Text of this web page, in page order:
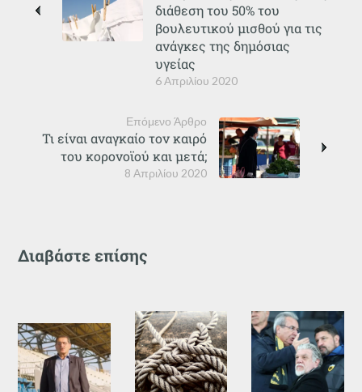
6 Απριλίου 2020
διάθεση του 50% του
βουλευτικού μισθού για τις
ανάγκες της δημόσιας
υγείας
Επόμενο Άρθρο
8 Απριλίου 2020
Τι είναι αναγκαίο τον καιρό
του κορονοϊού και μετά;
Διαβάστε επίσης